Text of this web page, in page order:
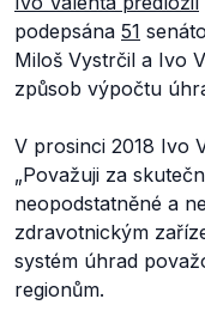
podepsána 51
Miloš Vystrčil a Ivo
způsob výpočtu
V prosinci 2018 Ivo
„Považuji za
neopodstatněné a
zdravotnickým
systém úhrad
regionům.